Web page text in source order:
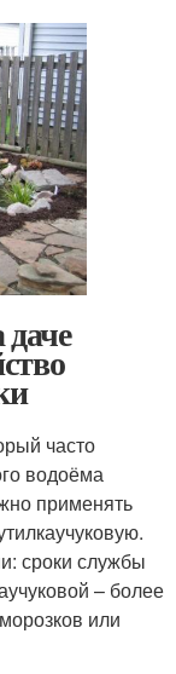
часто
водоёма
применять
сроки службы
– более
или